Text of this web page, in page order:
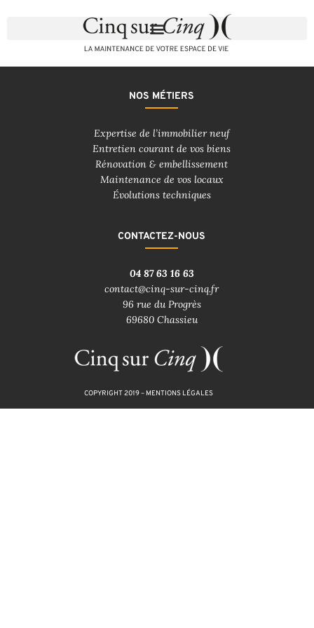
NOS MÉTIERS
Expertise de l’immobilier neuf
Entretien courant de vos biens
Rénovation & embellissement
Maintenance de vos locaux
Évolutions techniques
CONTACTEZ-NOUS
04 87 63 16 63
contact@cinq-sur-cinq.fr
96 rue du Progrès
69680 Chassieu
COPYRIGHT 2019 – MENTIONS LÉGALES